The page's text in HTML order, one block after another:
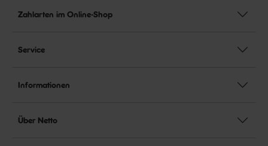
Zahlarten im Online-Shop
Service
Informationen
Über Netto